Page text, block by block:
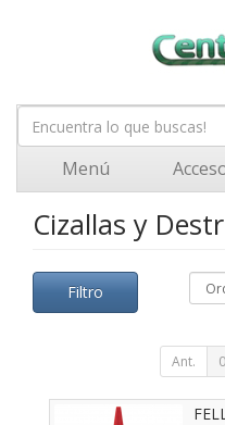
Menú
Cizallas y
Filtro
Ant.